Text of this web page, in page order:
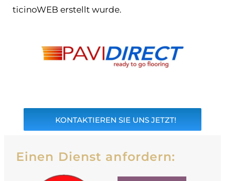
ticinoWEB erstellt wurde.
KONTAKTIEREN SIE UNS JETZT!
Einen Dienst anfordern: